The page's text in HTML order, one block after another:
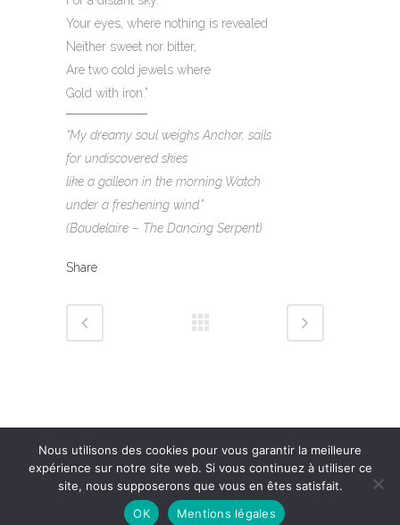
Your eyes, where nothing is revealed
Neither sweet nor bitter,
Are two cold jewels where
Gold with iron.”
“My dreamy soul weighs Anchor, sails
for undiscovered skies
like a galleon in the morning Watch
under a freshening wind.”
(Baudelaire – The Dancing Serpent)
Share
Nous utilisons des cookies pour vous garantir la meilleure
expérience sur notre site web. Si vous continuez à utiliser ce
site, nous supposerons que vous en êtes satisfait.
OK
Mentions légales